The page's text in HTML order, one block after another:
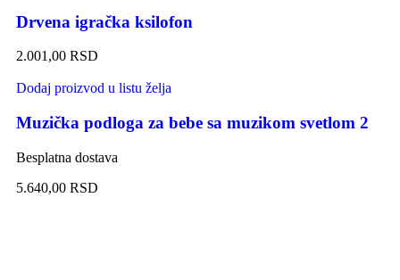
Drvena igračka ksilofon
2.001,00 RSD
Dodaj proizvod u listu želja
Muzička podloga za bebe sa muzikom svetlom 2
Besplatna dostava
5.640,00 RSD